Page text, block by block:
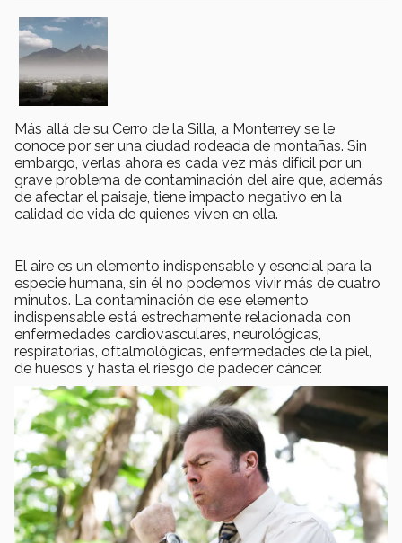
Más allá de su Cerro de la Silla, a Monterrey se le
conoce por ser una ciudad rodeada de montañas. Sin
embargo, verlas ahora es cada vez más difícil por un
grave problema de contaminación del aire que, además
de afectar el paisaje, tiene impacto negativo en la
calidad de vida de quienes viven en ella.
El aire es un elemento indispensable y esencial para la
especie humana, sin él no podemos vivir más de cuatro
minutos. La contaminación de ese elemento
indispensable está estrechamente relacionada con
enfermedades cardiovasculares, neurológicas,
respiratorias, oftalmológicas, enfermedades de la piel,
de huesos y hasta el riesgo de padecer cáncer.